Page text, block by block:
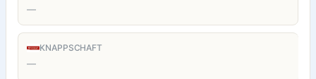
—
KNAPPSCHAFT
—